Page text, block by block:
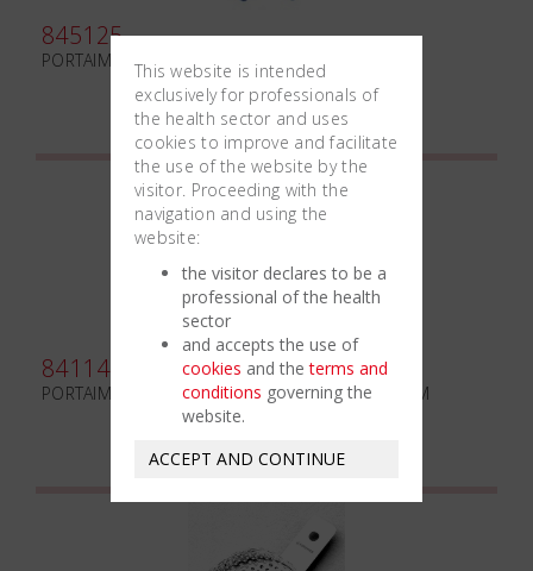
845125
PORTAIMPRESIÓN DESECHABLE L2 - S
841145
PORTAIMPRESIÓN CON BORDE RETENTIVO L4 - M
This website is intended
exclusively for professionals of
the health sector and uses
cookies to improve and facilitate
the use of the website by the
visitor. Proceeding with the
navigation and using the
website:
the visitor declares to be a
professional of the health
sector
and accepts the use of
cookies and theterms and
conditions governing the
website.
ACCEPT AND CONTINUE